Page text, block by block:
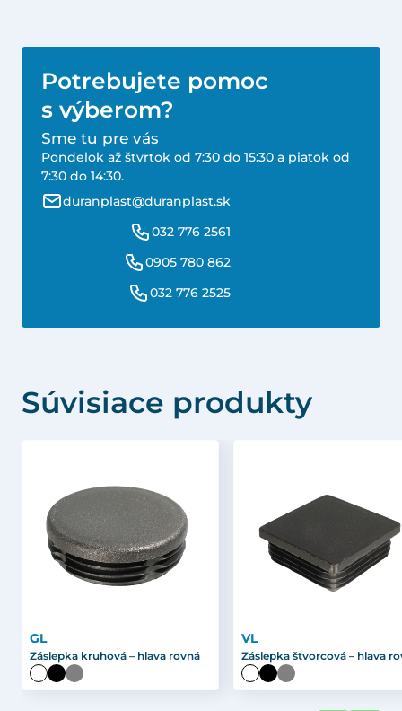
Potrebujete pomoc
s výberom?
Sme tu pre vás
Pondelok až štvrtok od 7:30 do 15:30 a piatok od
7:30 do 14:30.
duranplast@duranplast.sk
032 776 2561
0905 780 862
032 776 2525
Súvisiace produkty
GL
Záslepka kruhová – hlava rovná
VL
Záslepka štvorcová – hlava